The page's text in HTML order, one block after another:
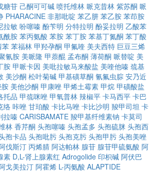
糖苷 己酮可可碱 喷托维林 哌克昔林 紫苏酮 哌
PHARACINE 非那吡啶 苯乙肼 苯乙胺 苯茚胺
拉敏 吩噻嗪 酚苄明 分特拉明 酚妥拉明 乙酸苯
酰胺 苯丙氨酸 苯胺 苯丁胺 苯基丁氮酮 苯丁酸
苯苯福林 甲羟孕酮 甲氟喹 美夫西特 巨豆三烯
氰胺 美哌隆 甲萘醌 孟布酮 薄荷酮 哌替啶 美
胺 甲哌卡因 美吡拉敏马来酸盐 美喹他嗪 巯基
美沙酮 松叶菊碱 甲基磺草酮 氰氟虫腙 安乃近
美他沙酮 甲康唑 甲烯土霉素 甲烷 甲磺酸盐
托品 甲巯咪唑 甲氧普林 辣椒平 卡马西平 卡巴
络 咔唑 甘珀酸 卡比马唑 卡比沙明 羧甲司坦 卡
拉嗪 CARISBAMATE 羧甲基纤维素钠 卡莫司
林 香芹酮 头孢噻嗪 头孢孟多 头孢硫脒 头孢西
孢卡品 头孢吡肟 头孢克肟 头孢甲肟 头孢美唑
伐斯汀 丙烯腈 阿达帕林 腺苷 腺苷甲硫氨酸 阿
素 D,L-肾上腺素红 Adrogolide 印枳碱 阿伏巴
戈美拉汀 阿霍烯 L-丙氨酸 ALAPTIDE